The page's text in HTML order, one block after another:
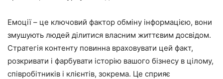
Емоції – це ключовий фактор обміну інформацією, вони
змушують людей ділитися власним життєвим досвідом.
Стратегія контенту повинна враховувати цей факт,
розкривати і фарбувати історію вашого бізнесу в цілому,
співробітників і клієнтів, зокрема. Це сприяє